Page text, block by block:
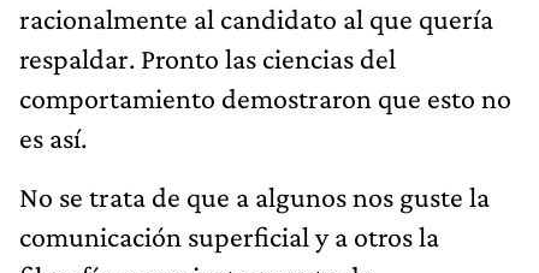
racionalmente al candidato al que quería
respaldar. Pronto las ciencias del
comportamiento demostraron que esto no
es así.
No se trata de que a algunos nos guste la
comunicación superficial y a otros la